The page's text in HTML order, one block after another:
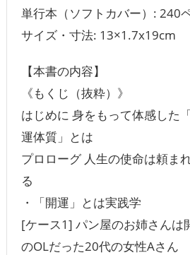
単行本（ソフトカバー）: 240
サイズ・寸法: 13×1.7x19cm
【本書の内容】
《もくじ（抜粋）》
はじめに 身をもって体感した
運体質」とは
プロローグ 人生の使命は頼ま
る
・「開運」とは実践学
[ケース1] パン屋のお姉さん
のOLだった20代の女性Aさん